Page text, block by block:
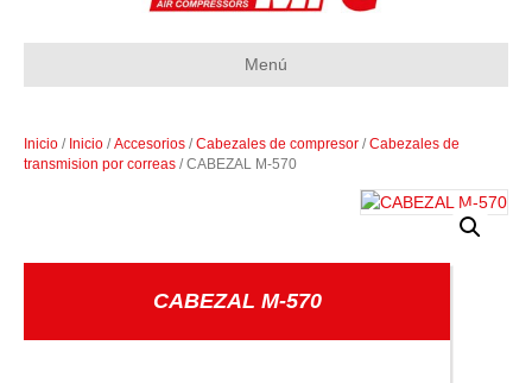
Menú
Inicio / Inicio /Accesorios /Cabezales de compresor /Cabezales de
transmision por correas / CABEZAL M-570
CABEZAL M-570